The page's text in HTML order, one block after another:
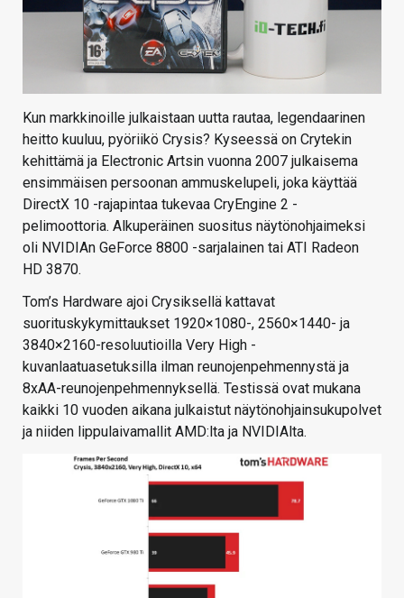
Kun markkinoille julkaistaan uutta rautaa, legendaarinen
heitto kuuluu, pyöriikö Crysis? Kyseessä on Crytekin
kehittämä ja Electronic Artsin vuonna 2007 julkaisema
ensimmäisen persoonan ammuskelupeli, joka käyttää
DirectX 10 -rajapintaa tukevaa CryEngine 2 -
pelimoottoria. Alkuperäinen suositus näytönohjaimeksi
oli NVIDIAn GeForce 8800 -sarjalainen tai ATI Radeon
HD 3870.
Tom’s Hardware ajoi Crysiksellä kattavat
suorituskykymittaukset 1920×1080-, 2560×1440- ja
3840×2160-resoluutioilla Very High -
kuvanlaatuasetuksilla ilman reunojenpehmennystä ja
8xAA-reunojenpehmennyksellä. Testissä ovat mukana
kaikki 10 vuoden aikana julkaistut näytönohjainsukupolvet
ja niiden lippulaivamallit AMD:lta ja NVIDIAlta.